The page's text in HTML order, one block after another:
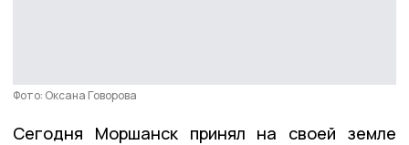
Фото: Оксана Говорова
Сегодня Моршанск принял на своей земле